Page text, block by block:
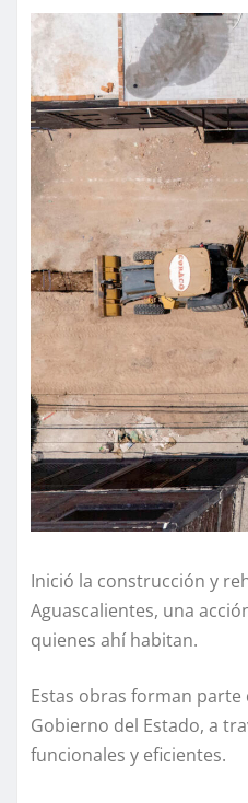
Inició la construcción y
Aguascalientes, una
quienes ahí habitan.
Estas obras forman
Gobierno del Estado, a
funcionales y eficientes.